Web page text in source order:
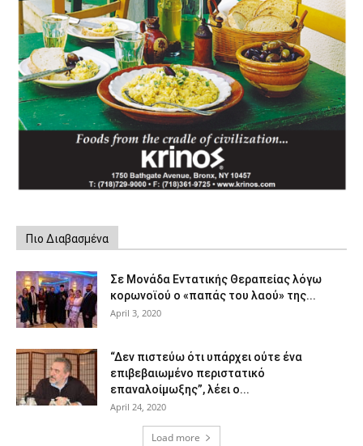
Πιο Διαβασμένα
Σε Μονάδα Εντατικής Θεραπείας λόγω
κορωνοϊού ο «παπάς του λαού» της...
April 3, 2020
“Δεν πιστεύω ότι υπάρχει ούτε ένα
επιβεβαιωμένο περιστατικό
επαναλοίμωξης”, λέει ο...
April 24, 2020
Load more